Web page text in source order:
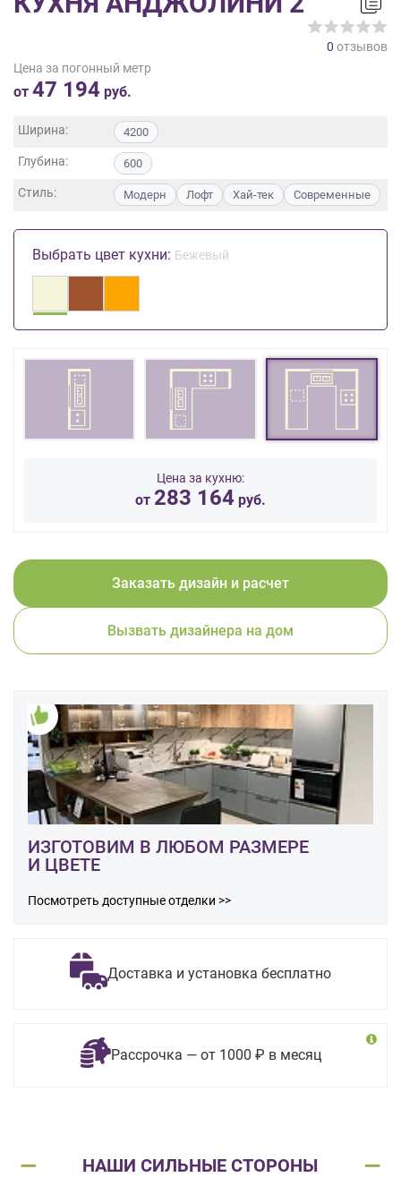
0 отзывов
Цена за погонный метр
от 47 194 руб.
Ширина: 4200
Глубина: 600
Стиль: Модерн Лофт Хай-тек Современные
Выбрать цвет кухни: Бежевый
Цена за кухню:
от 283 164 руб.
Заказать дизайн и расчет
Вызвать дизайнера на дом
ИЗГОТОВИМ В ЛЮБОМ РАЗМЕРЕ
И ЦВЕТЕ
Посмотреть доступные отделки >>
Доставка и установка бесплатно
Рассрочка — от 1000 ₽ в месяц
НАШИ СИЛЬНЫЕ СТОРОНЫ
данных ,
Согласие
обработку
данных
порядке
условиях
персональных